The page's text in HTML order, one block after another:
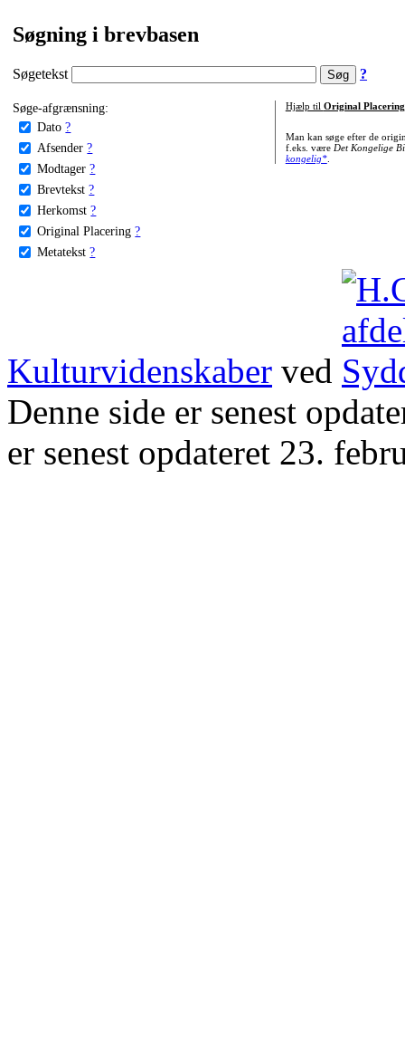
Søgning i brevbasen
Søgetekst ?
Søge-afgrænsning:
Dato ?
Afsender ?
Modtager ?
Brevtekst ?
Herkomst ?
Original Placering ?
Metatekst ?
Hjælp til Original Placering
Man kan søge efter de
f.eks. være Det Kongelige
kongelig*.
Kulturvidenskaber ved
Denne side er senest
er senest opdateret 23.